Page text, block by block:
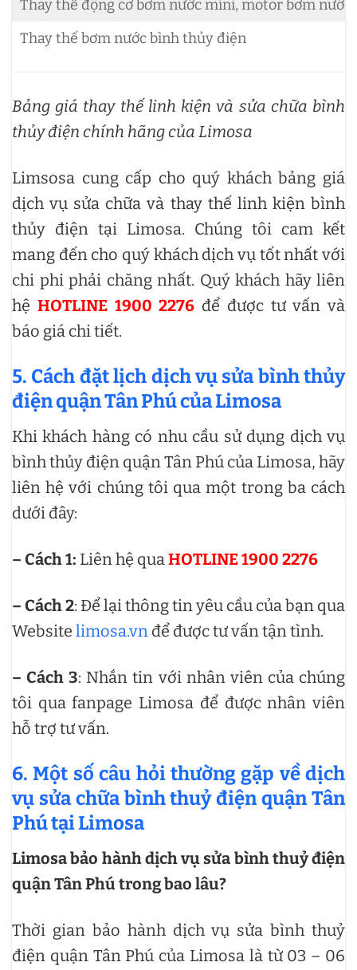
Thay thế động cơ bơm nước mini, motor bơm
Thay thế bơm nước bình thủy điện
Bảng giá thay thế linh kiện và sửa chữa bình
thủy điện chính hãng của Limosa
Limsosa cung cấp cho quý khách bảng giá
dịch vụ sửa chữa và thay thế linh kiện bình
thủy điện tại Limosa. Chúng tôi cam kết
mang đến cho quý khách dịch vụ tốt nhất với
chi phi phải chăng nhất. Quý khách hãy liên
hệ HOTLINE 1900 2276 để được tư vấn và
báo giá chi tiết.
5. Cách đặt lịch dịch vụ sửa bình thủy
điện quận Tân Phú của Limosa
Khi khách hàng có nhu cầu sử dụng dịch vụ
bình thủy điện quận Tân Phú của Limosa, hãy
liên hệ với chúng tôi qua một trong ba cách
dưới đây:
– Cách 1: Liên hệ qua HOTLINE 1900 2276
– Cách 2: Để lại thông tin yêu cầu của bạn qua
Website limosa.vn để được tư vấn tận tình.
– Cách 3: Nhắn tin với nhân viên của chúng
tôi qua fanpage Limosa để được nhân viên
hỗ trợ tư vấn.
6. Một số câu hỏi thường gặp về dịch
vụ sửa chữa bình thuỷ điện quận Tân
Phú tại Limosa
Limosa bảo hành dịch vụ sửa bình thuỷ điện
quận Tân Phú trong bao lâu?
Thời gian bảo hành dịch vụ sửa bình thuỷ
điện quận Tân Phú của Limosa là từ 03 – 06